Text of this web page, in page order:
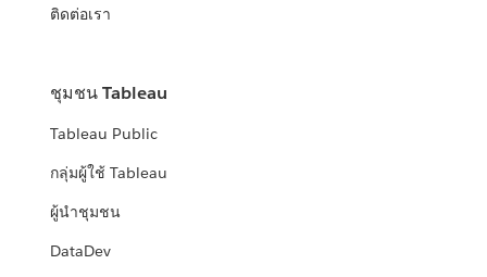
ติดต่อเรา
ชุมชน Tableau
Tableau Public
กลุ่มผู้ใช้ Tableau
ผู้นำชุมชน
DataDev